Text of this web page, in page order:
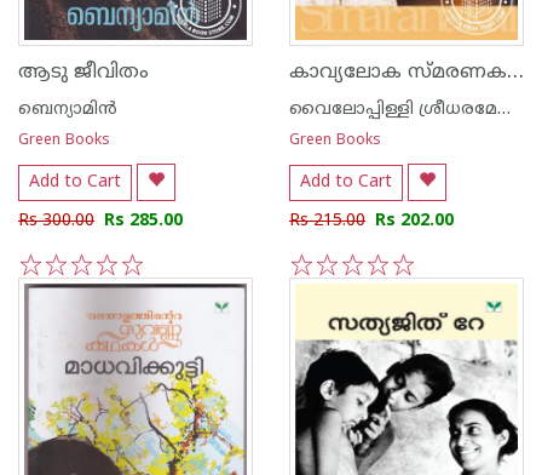
ആടു ജീവിതം
ബെന്യാമിന്‍
Green Books
Add to Cart
Rs 300.00 Rs 285.00
5
4
3
2
1
കാവ്യലോക സ്മരണകള്‍
വൈലോപ്പിള്ളി ശ്രീധരമേനോ‌ന്‍
Green Books
Add to Cart
Rs 215.00 Rs 202.00
5
4
3
2
1